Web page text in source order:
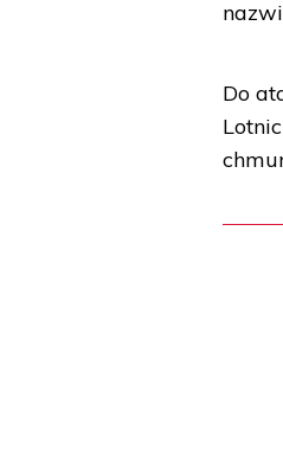
Do